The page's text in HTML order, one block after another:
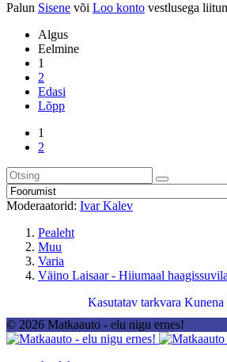
Palun Sisene või Loo konto vestlusega
Algus
Eelmine
1
2
Edasi
Lõpp
1
2
Moderaatorid: Ivar Kalev
Pealeht
Muu
Varia
Väino Laisaar - Hiiumaal
Kasutatav tarkvara Kunena
© 2026 Matkaauto - elu nigu ernes!